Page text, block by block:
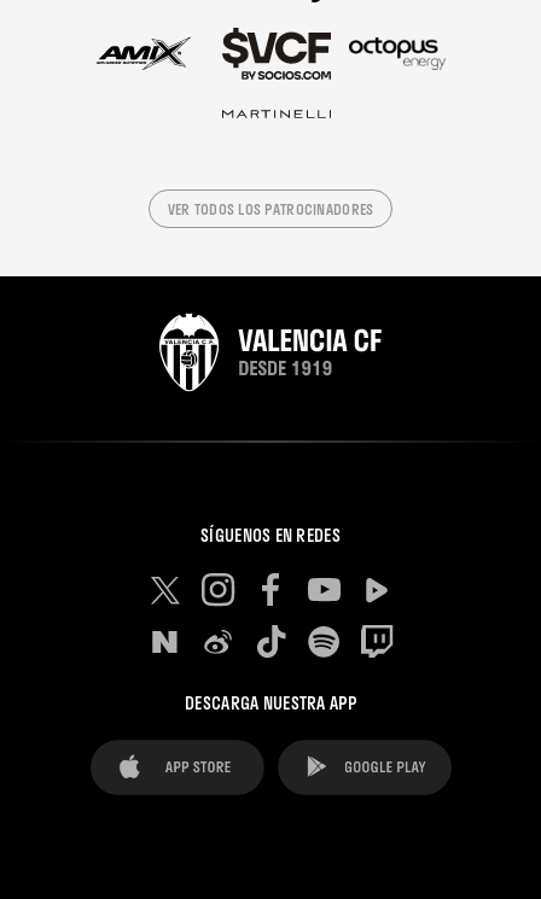
VER TODOS LOS PATROCINADORES
SÍGUENOS EN REDES
DESCARGA NUESTRA APP